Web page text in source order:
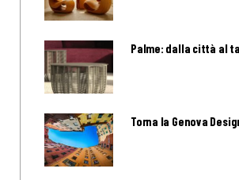
Palme: dalla città al
Torna la Genova